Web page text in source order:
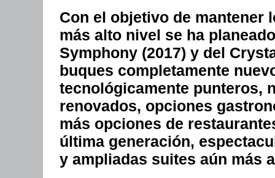
Con el objetivo de mantener
más alto nivel se ha
Symphony (2017) y del
buques completamente
tecnológicamente punteros,
renovados, opciones
más opciones de
última generación,
y ampliadas suites aún más